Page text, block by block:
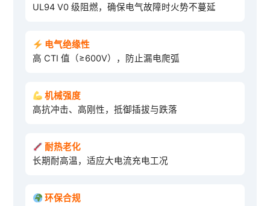
UL94 V0 级阻燃，确保电气故障时火势不蔓延
电气绝缘性
高 CTI 值（≥600V），防止漏电爬弧
机械强度
高抗冲击、高刚性，抵御插拔与跌落
耐热老化
长期耐高温，适应大电流充电工况
环保合规